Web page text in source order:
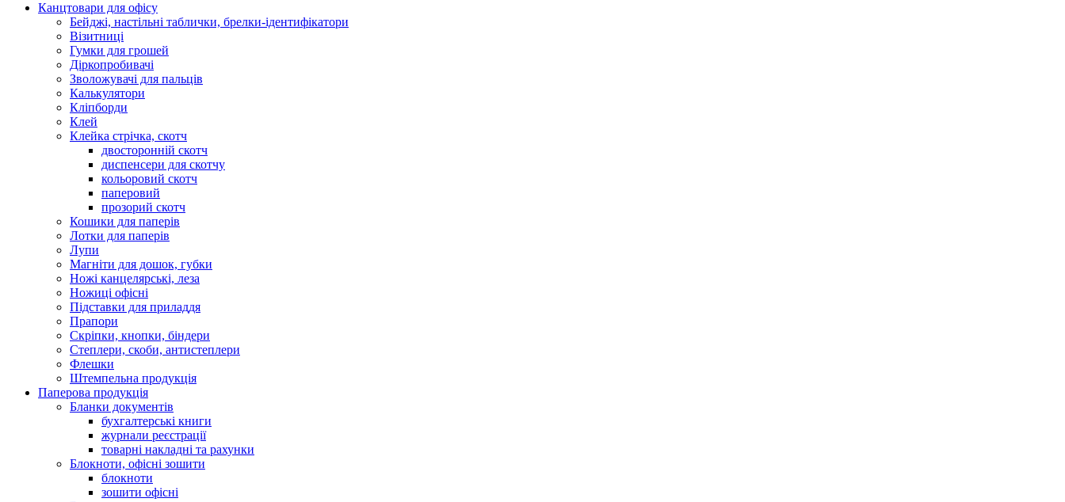
Канцтовари для офісу
Бейджі, настільні таблички, брелки-ідентифікатори
Візитниці
Гумки для грошей
Діркопробивачі
Зволожувачі для пальців
Калькулятори
Кліпборди
Клей
Клейка стрічка, скотч
двосторонній скотч
диспенсери для скотчу
кольоровий скотч
паперовий
прозорий скотч
Кошики для паперів
Лотки для паперів
Лупи
Магніти для дошок, губки
Ножі канцелярські, леза
Ножиці офісні
Підставки для приладдя
Прапори
Скріпки, кнопки, біндери
Степлери, скоби, антистеплери
Флешки
Штемпельна продукція
Паперова продукція
Бланки документів
бухгалтерські книги
журнали реєстрації
товарні накладні та рахунки
Блокноти, офісні зошити
блокноти
зошити офісні